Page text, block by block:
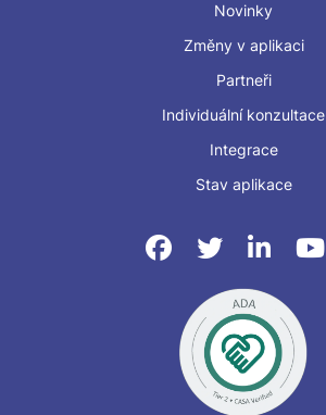
Novinky
Změny v aplikaci
Partneři
Individuální konzultace
Integrace
Stav aplikace